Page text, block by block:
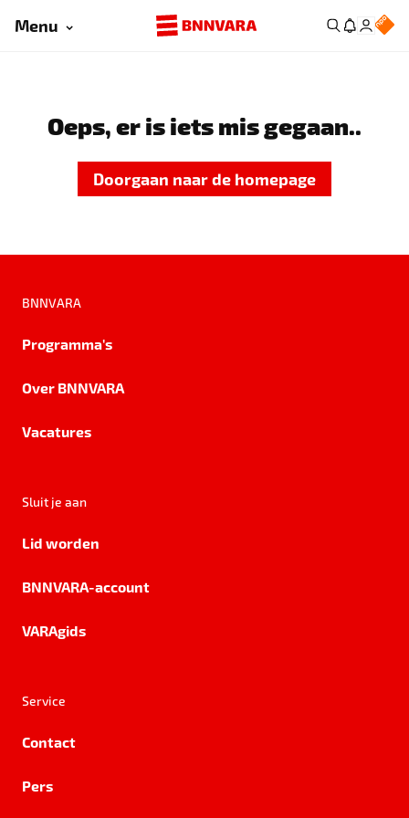
Menu
Oeps, er is iets mis gegaan..
Doorgaan naar de homepage
BNNVARA
Programma's
Over BNNVARA
Vacatures
Sluit je aan
Lid worden
BNNVARA-account
VARAgids
Service
Contact
Pers